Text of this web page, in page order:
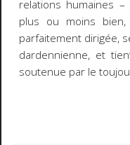
relations humaines
plus ou moins
parfaitement dirigée,
dardennienne, et
soutenue par le